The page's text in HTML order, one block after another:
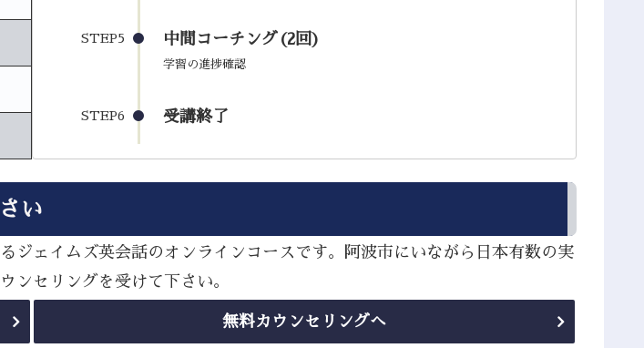
STEP5 中間コーチング(2回)
学習の進捗確認
STEP6 受講終了
い
ェイムズ英会話のオンラインコースです。阿波市にいながら日本有数の実
ンセリングを受けて下さい。
無料カウンセリングへ